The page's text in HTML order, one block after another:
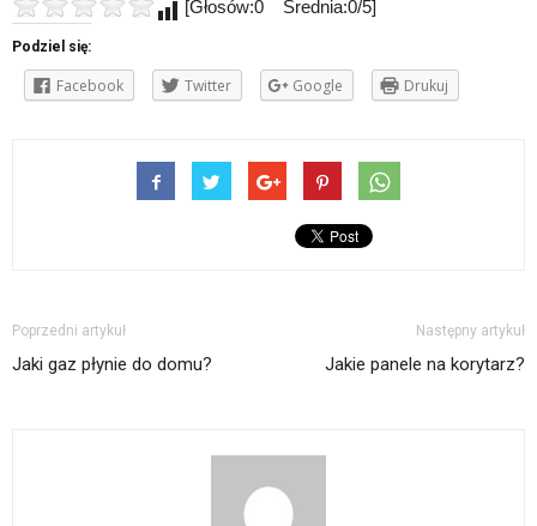
[Głosów:0 Średnia:0/5]
Podziel się:
Facebook Twitter Google Drukuj
Poprzedni artykuł
Jaki gaz płynie do domu?
Następny artykuł
Jakie panele na korytarz?